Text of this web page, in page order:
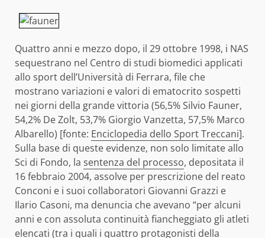
Quattro anni e mezzo dopo, il 29 ottobre 1998, i NAS
sequestrano nel Centro di studi biomedici applicati
allo sport dell’Università di Ferrara, file che
mostrano variazioni e valori di ematocrito sospetti
nei giorni della grande vittoria (56,5% Silvio Fauner,
54,2% De Zolt, 53,7% Giorgio Vanzetta, 57,5% Marco
Albarello) [fonte: Enciclopedia dello Sport Treccani].
Sulla base di queste evidenze, non solo limitate allo
Sci di Fondo, la sentenza del processo, depositata il
16 febbraio 2004, assolve per prescrizione del reato
Conconi e i suoi collaboratori Giovanni Grazzi e
Ilario Casoni, ma denuncia che avevano “per alcuni
anni e con assoluta continuità fiancheggiato gli atleti
elencati (tra i quali i quattro protagonisti della